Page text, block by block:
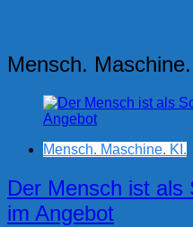
Mensch.
Mensch. Maschine. KI.
Der Mensch ist als
im Angebot